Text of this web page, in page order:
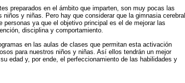
preparados en el ámbito que imparten, son muy pocas las
y niñas. Pero hay que considerar que la gimnasia cerebral
ya que el objetivo principal es el de mejorar las
disciplina y comportamiento.
en las aulas de clases que permitan esta activación
para nuestros niños y niñas. Así ellos tendrán un mejor
edad y, por ende, el perfeccionamiento de las habilidades y